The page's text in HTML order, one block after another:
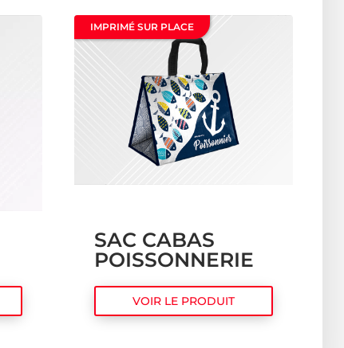
SAC CABAS
POISSONNERIE
VOIR LE PRODUIT
IMPRIMÉ SUR PLACE